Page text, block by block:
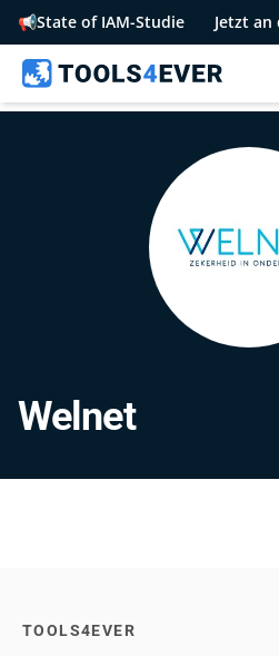
📢State of IAM-Studie Jetzt
Welnet
TOOLS4EVER